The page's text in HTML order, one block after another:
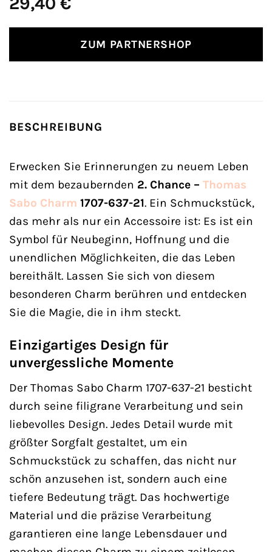
ZUM PARTNERSHOP
BESCHREIBUNG
Erwecken Sie Erinnerungen zu neuem Leben
mit dem bezaubernden 2. Chance – Thomas
Sabo Charm 1707-637-21. Ein Schmuckstück,
das mehr als nur ein Accessoire ist: Es ist ein
Symbol für Neubeginn, Hoffnung und die
unendlichen Möglichkeiten, die das Leben
bereithält. Lassen Sie sich von diesem
besonderen Charm berühren und entdecken
Sie die Magie, die in ihm steckt.
Einzigartiges Design für
unvergessliche Momente
Der Thomas Sabo Charm 1707-637-21 besticht
durch seine filigrane Verarbeitung und sein
liebevolles Design. Jedes Detail wurde mit
größter Sorgfalt gestaltet, um ein
Schmuckstück zu schaffen, das nicht nur
schön anzusehen ist, sondern auch eine
tiefere Bedeutung trägt. Das hochwertige
Material und die präzise Verarbeitung
garantieren eine lange Lebensdauer und